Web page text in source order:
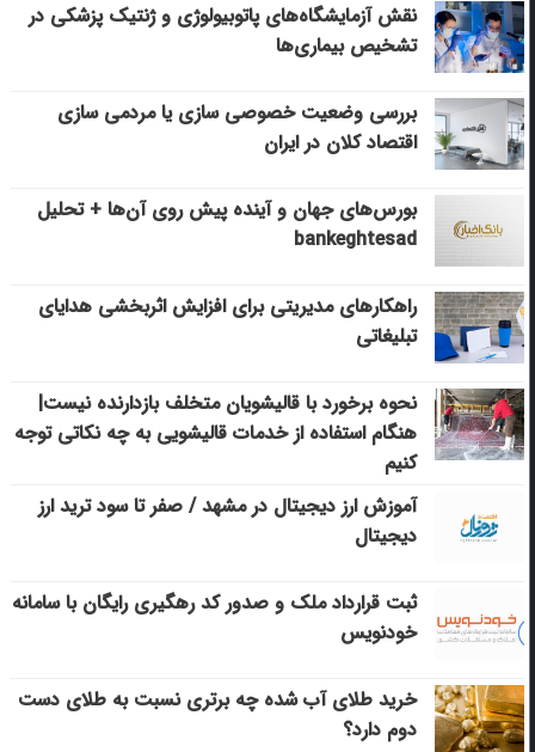
نقش آزمایشگاه‌های پاتوبیولوژی و ژنتیک پزشکی در
تشخیص بیماری‌ها
بررسی وضعیت خصوصی سازی یا مردمی سازی
اقتصاد کلان در ایران
بورس‌های جهان و آینده پیش روی آن‌ها + تحلیل
bankeghtesad
راهکارهای مدیریتی برای افزایش اثربخشی هدایای
تبلیغاتی
نحوه برخورد با قالیشویان متخلف بازدارنده نیست|
هنگام استفاده از خدمات قالیشویی به چه نکاتی توجه
کنیم
آموزش ارز دیجیتال در مشهد / صفر تا سود ترید ارز
دیجیتال
ثبت قرارداد ملک و صدور کد رهگیری رایگان با سامانه
خودنویس
خرید طلای آب شده چه برتری نسبت به طلای دست
دوم دارد؟